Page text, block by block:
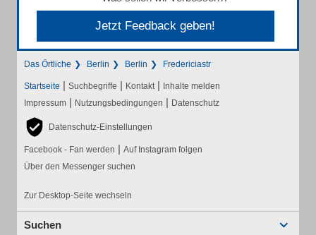
Jetzt Feedback geben!
Das Örtliche Berlin Berlin Fredericiastr
Startseite | Suchbegriffe | Kontakt | Inhalte melden
Impressum | Nutzungsbedingungen | Datenschutz
Datenschutz-Einstellungen
Facebook - Fan werden | Auf Instagram folgen
Über den Messenger suchen
Zur Desktop-Seite wechseln
Suchen